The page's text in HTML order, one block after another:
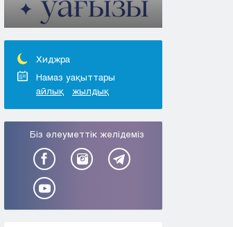
Семей
Талдыкорган
Тараз
Туркестан
Уральск
Усть-Каменогорск
Шымкент
Хиджра
Намаз уақыттары
айлық
жылдық
Біз әлеуметтік желідеміз